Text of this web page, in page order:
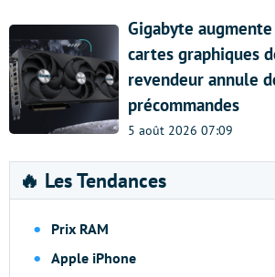
Gigabyte
cartes graphiques
revendeur annule
précommandes
5 août 2026 07:09
🔥 Les Tendances
Prix RAM
Apple iPhone